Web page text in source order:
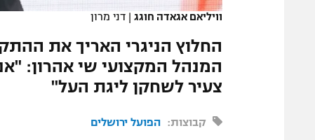
המגזיןוויליאם אגאדה חוגג | דני מרון
החלוץ הניגרי האריך את
המנהל המקצועי שי אהרון:
צעיר לשחקן ליגת העל"
קבוצות: הפועל ירושלים